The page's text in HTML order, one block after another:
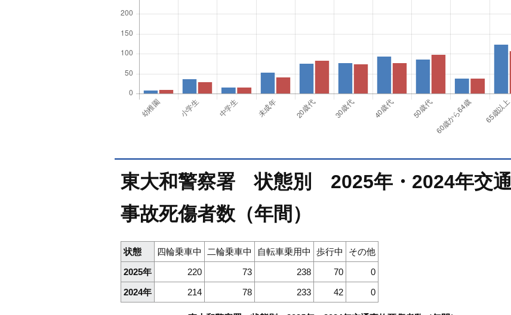
東大和警察署 状態別 2025年・2024年交通
事故死傷者数（年間）
状態 四輪乗車中 二輪乗車中 自転車乗用中 歩行中
その他
2025年
220 73 238 70
0
2024年
214 78 233 42 0